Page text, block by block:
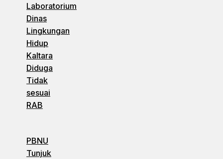
Laboratorium
Dinas
Lingkungan
Hidup
Kaltara
Diduga
Tidak
sesuai
RAB
PBNU
Tunjuk